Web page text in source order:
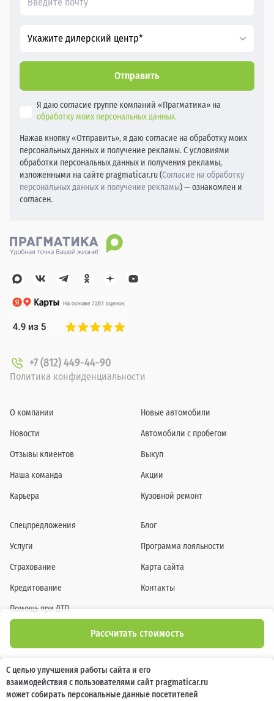
Укажите дилерский центр*
Отправить
Я даю согласие группе компаний «Прагматика» на
обработку моих персональных данных.
Нажав кнопку «Отправить», я даю согласие на обработку моих
персональных данных и получение рекламы. С условиями
обработки персональных данных и получения рекламы,
изложенными на сайте pragmaticar.ru (Согласие на обработку
персональных данных и получение рекламы) — ознакомлен и
согласен.
Рассчитать стоимость
+7 (812) 449-44-90
Политика конфиденциальности
О компании
Новости
Отзывы клиентов
Наша команда
Карьера
Новые автомобили
Автомобили с пробегом
Выкуп
Акции
Кузовной ремонт
Спецпредложения
Услуги
Страхование
Кредитование
Помощь при ДТП
Блог
Программа лояльности
Карта сайта
Контакты
Информация о технических характеристиках, составе комплектаций, цветовой
гамме и стоимости автомобилей, а также действующих акциях, сроках и условиях
их проведения, указанных на сайте www.pragmaticar.ru, носит информационный
характер и ни при каких условиях не является публичной офертой,
С целью улучшения работы сайта и его
взаимодействия с пользователями сайт pragmaticar.ru
может собирать персональные данные посетителей